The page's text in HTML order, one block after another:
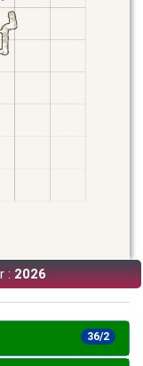
:2026
36/2